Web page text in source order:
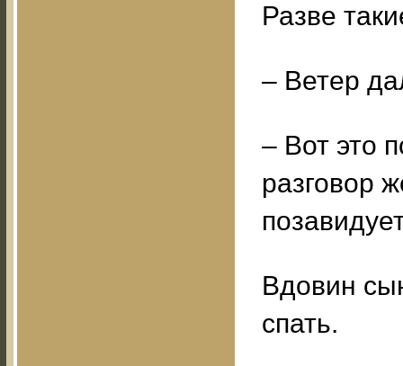
Разве
– Ветер
– Вот это
разговор
Вдовин
спать.